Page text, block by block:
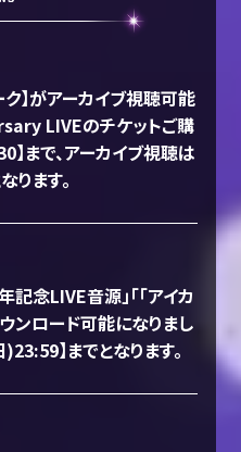
】がアーカイブ視聴可能
LIVEのチケットご購
まで、アーカイブ視聴は
ります。
念LIVE音源」「「アイカ
ンロード可能になりまし
】までとなります。